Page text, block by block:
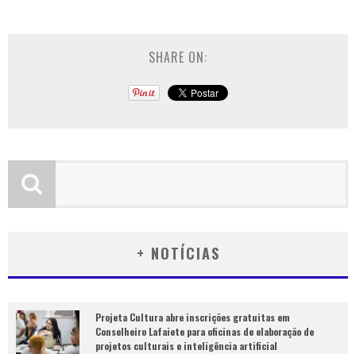
SHARE ON:
+ NOTÍCIAS
Projeta Cultura abre inscrições gratuitas em
Conselheiro Lafaiete para oficinas de elaboração de
projetos culturais e inteligência artificial